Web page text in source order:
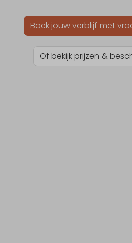
Boek jouw verblijf met
Of bekijk prijzen &